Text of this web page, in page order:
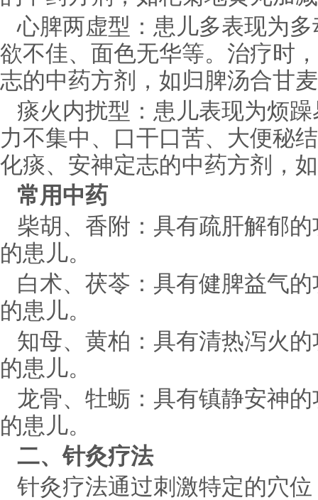
心脾两虚型：患儿多表现为
欲不佳、面色无华等。治疗时
志的中药方剂，如归脾汤合甘
痰火内扰型：患儿表现为烦
力不集中、口干口苦、大便秘
化痰、安神定志的中药方剂，
常用中药
柴胡、香附：具有疏肝解郁
的患儿。
白术、茯苓：具有健脾益气
的患儿。
知母、黄柏：具有清热泻火
的患儿。
龙骨、牡蛎：具有镇静安神
的患儿。
二、针灸疗法
针灸疗法通过刺激特定的穴